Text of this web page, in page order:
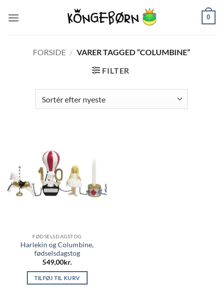
0
FORSIDE / VARER TAGGED “COLUMBINE”
FILTER
FØDSELSDAGSTOG
Harlekin og Columbine,
fødselsdagstog
549,00kr.
TILFØJ TIL KURV